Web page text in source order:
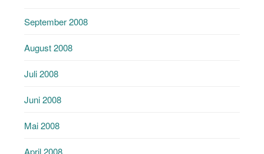
September 2008
August 2008
Juli 2008
Juni 2008
Mai 2008
April 2008